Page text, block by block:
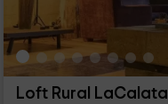
Loft Rural LaCalata